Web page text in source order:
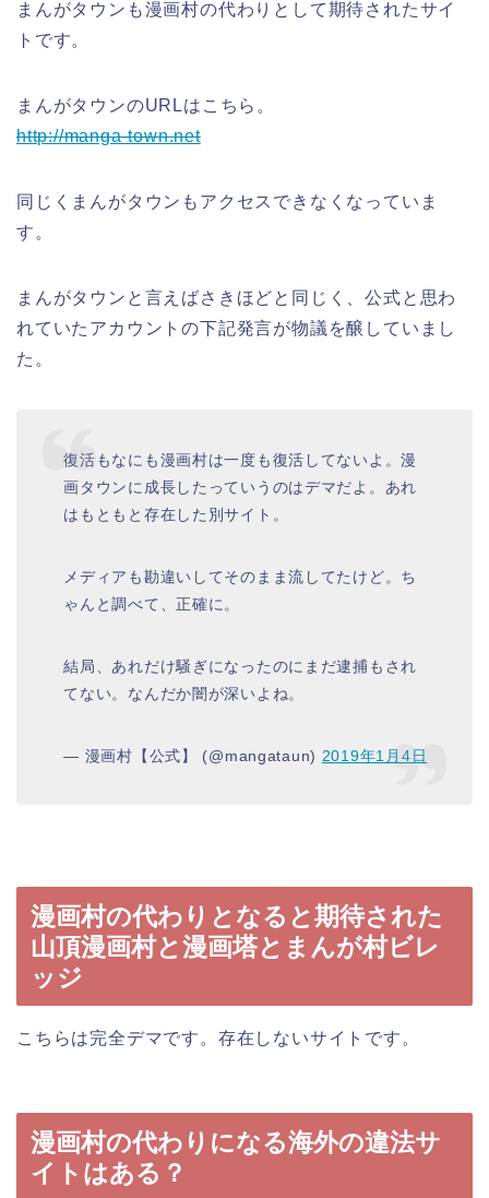
まんがタウンも漫画村の代わりとして期待されたサイ
トです。
まんがタウンのURLはこちら。
http://manga-town.net
同じくまんがタウンもアクセスできなくなっていま
す。
まんがタウンと言えばさきほどと同じく、公式と思わ
れていたアカウントの下記発言が物議を醸していまし
た。
復活もなにも漫画村は一度も復活してないよ。漫
画タウンに成長したっていうのはデマだよ。あれ
はもともと存在した別サイト。
メディアも勘違いしてそのまま流してたけど。ち
ゃんと調べて、正確に。
結局、あれだけ騒ぎになったのにまだ逮捕もされ
てない。なんだか闇が深いよね。
— 漫画村【公式】 (@mangataun) 2019年1月4日
漫画村の代わりとなると期待された
山頂漫画村と漫画塔とまんが村ビレ
ッジ
こちらは完全デマです。存在しないサイトです。
漫画村の代わりになる海外の違法サ
イトはある？